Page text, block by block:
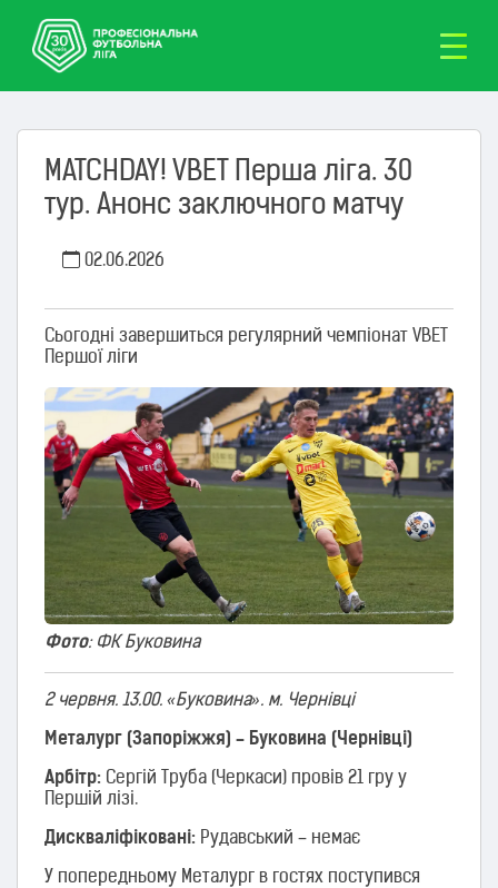
MATCHDAY! VBET Перша ліга. 30
тур. Анонс заключного матчу
02.06.2026
Сьогодні завершиться регулярний чемпіонат VBET
Першої ліги
Фото: ФК Буковина
2 червня. 13.00. «Буковина». м. Чернівці
Металург (Запоріжжя) – Буковина (Чернівці)
Арбітр: Сергій Труба (Черкаси) провів 21 гру у
Першій лізі.
Дискваліфіковані: Рудавський – немає
У попередньому Металург в гостях поступився